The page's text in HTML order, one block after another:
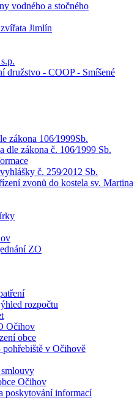
vodného a stočného
Jimlín
družstvo - COOP - Smíšené
zákona 106⁄1999Sb.
dle zákona č. 106⁄1999 Sb.
č. 259⁄2012 Sb.
zvonů do kostela sv. Martina
ZO
rozpočtu
Očihov
obce
pohřebiště v Očihově
Očihov
poskytování informací